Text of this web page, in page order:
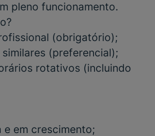
pleno funcionamento.
(obrigatório);
(preferencial);
rotativos (incluindo
e em crescimento;